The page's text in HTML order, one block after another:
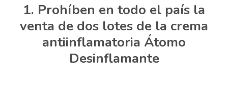
Prohíben en todo el país la
venta de dos lotes de la crema
antiinflamatoria Átomo
Desinflamante